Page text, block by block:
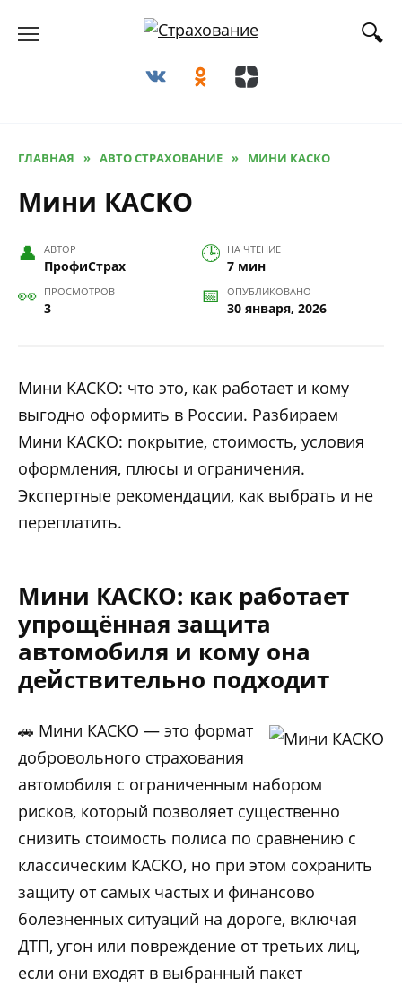
ГЛАВНАЯ » АВТО СТРАХОВАНИЕ » МИНИ КАСКО
Мини КАСКО
АВТОР
ПрофиСтрах
НА ЧТЕНИЕ
7 мин
ПРОСМОТРОВ
3
ОПУБЛИКОВАНО
30 января, 2026
Мини КАСКО: что это, как работает и кому
выгодно оформить в России. Разбираем
Мини КАСКО: покрытие, стоимость, условия
оформления, плюсы и ограничения.
Экспертные рекомендации, как выбрать и не
переплатить.
Мини КАСКО: как работает
упрощённая защита
автомобиля и кому она
действительно подходит
🚗 Мини КАСКО — это формат
добровольного страхования
автомобиля с ограниченным набором
рисков, который позволяет существенно
снизить стоимость полиса по сравнению с
классическим КАСКО, но при этом сохранить
защиту от самых частых и финансово
болезненных ситуаций на дороге, включая
ДТП, угон или повреждение от третьих лиц,
если они входят в выбранный пакет